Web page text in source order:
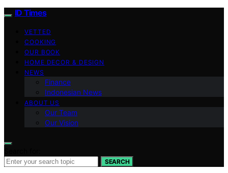
ID Times
VETTED
COOKING
OUR BOOK
HOME DECOR & DESIGN
NEWS
Finance
Indonesian News
ABOUT US
Our Team
Our Vision
SEARCH